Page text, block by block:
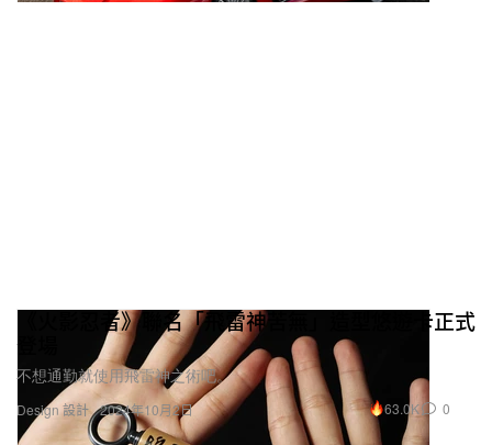
Design 設計
《火影忍者》聯名「飛雷神苦無」造型悠遊卡正式
登場
不想通勤就使用飛雷神之術吧。
2024年10月2日 63.0K 0